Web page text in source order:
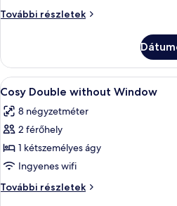
with
További részletek
Cosy
további
részletei
A
következő
szoba
összes
képének
megtekintése:
Cosy
Double
5
Cosy Double without Window
8 négyzetméter
2 férőhely
1 kétszemélyes ágy
Ingyenes wifi
További részletek
Cosy